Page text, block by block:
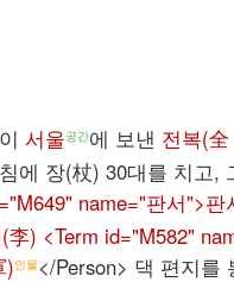
이 서울공간에 보낸 전복(
에 장(杖) 30대를 치고,
name="판서">판
李) <Term id="M582"
)인물</Person> 댁 편지를